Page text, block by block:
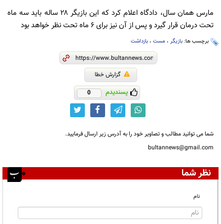
مارس همان سال، دادگاه اعلام کرد که این بازیگر ۲۸ ساله باید سه ماه
تحت درمان قرار گیرد و پس از آن نیز برای ۶ ماه تحت نظر خواهد بود
برچسب ها: بازیگر ، مست ، بازداشت
گزارش خطا
پسندیدم 0
شما می توانید مطالب و تصاویر خود را به آدرس زیر ارسال فرمایید.
bultannews@gmail.com
نظر شما
نام